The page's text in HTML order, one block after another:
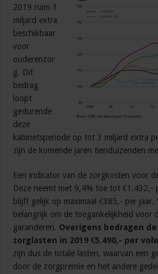
2019 ruim 1
miljard extra
beschikbaar
voor
ouderenzor
g. Dit
bedrag
loopt
gedurende
deze
kabinetsperiode op tot 3 miljard extra
zijn de komende jaren tienduizenden
Een indicator van de zorgkosten voor
Deze neemt met 9,4% toe tot €1.432,-
blijft gelijk op maximaal €385,- per
belangrijk om de toegankelijkheid voor
garanderen. Overigens bedragen
zorglasten in 2019 €5.490,- per
zijn dus de totale lasten, waarvan een
door de zorgpremie en het andere